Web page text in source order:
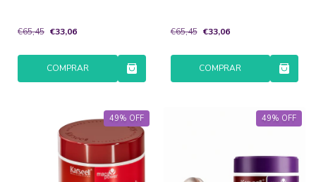
€65,45 €33,06
COMPRAR
€65,45 €33,06
COMPRAR
49% OFF 49% OFF